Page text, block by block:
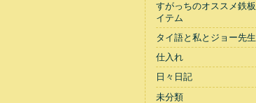
すがっちのオススメ鉄
イテム
タイ語と私とジョー先生
仕入れ
日々日記
未分類